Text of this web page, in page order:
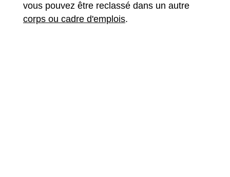
vous pouvez être reclassé dans un autre
corps ou cadre d'emplois.